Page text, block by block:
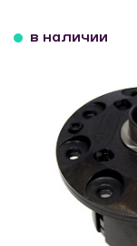
в наличии